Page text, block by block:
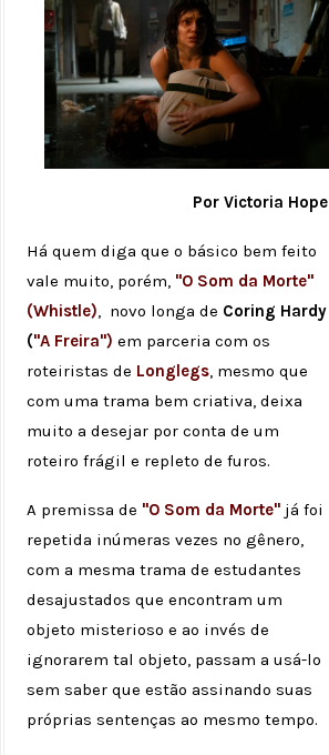
Por Victoria Hope
Há quem diga que o básico bem feito
vale muito, porém, "O Som da Morte"
(Whistle), novo longa de Coring Hardy
("A Freira") em parceria com os
roteiristas de Longlegs, mesmo que
com uma trama bem criativa, deixa
muito a desejar por conta de um
roteiro frágil e repleto de furos.
A premissa de "O Som da Morte" já foi
repetida inúmeras vezes no gênero,
com a mesma trama de estudantes
desajustados que encontram um
objeto misterioso e ao invés de
ignorarem tal objeto, passam a usá-lo
sem saber que estão assinando suas
próprias sentenças ao mesmo tempo.